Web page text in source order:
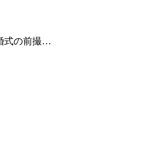
式の前撮…